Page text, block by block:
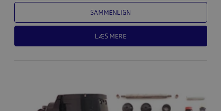
SAMMENLIGN
LÆS MERE